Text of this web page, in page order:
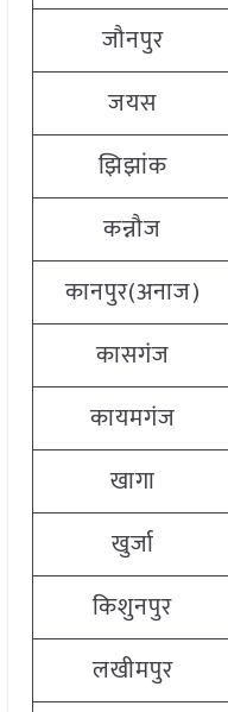
जौनपुर
जयस
झिझांक
कन्नौज
कानपुर(अनाज)
कासगंज
कायमगंज
खागा
खुर्जा
किशुनपुर
लखीमपुर